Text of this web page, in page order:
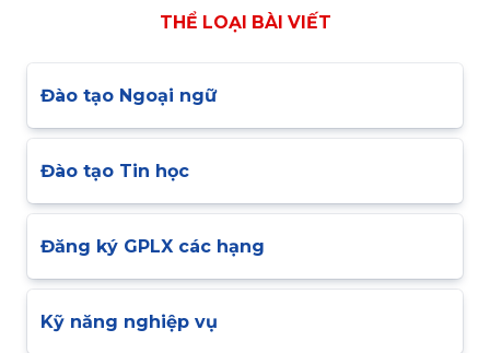
THỂ LOẠI BÀI VIẾT
Đào tạo Ngoại ngữ
Đào tạo Tin học
Đăng ký GPLX các hạng
Kỹ năng nghiệp vụ